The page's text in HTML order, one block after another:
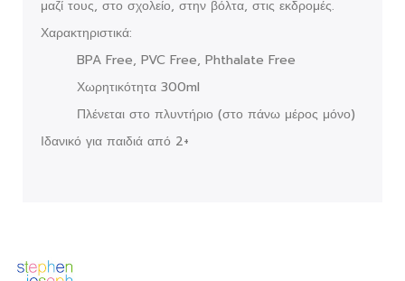
μαζί τους, στο σχολείο, στην βόλτα, στις εκδρομές.
Χαρακτηριστικά:
BPA Free, PVC Free, Phthalate Free
Χωρητικότητα 300ml
Πλένεται στο πλυντήριο (στο πάνω μέρος μόνο)
Ιδανικό για παιδιά από 2+